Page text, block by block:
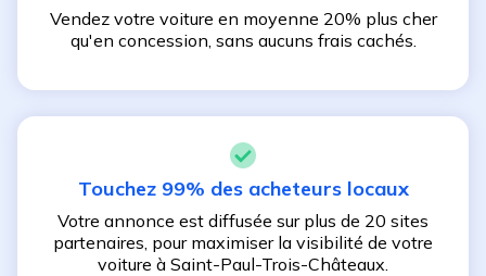
Vendez votre voiture en moyenne 20% plus cher
qu'en concession, sans aucuns frais cachés.
Touchez 99% des acheteurs locaux
Votre annonce est diffusée sur plus de 20 sites
partenaires, pour maximiser la visibilité de votre
voiture à Saint-Paul-Trois-Châteaux.